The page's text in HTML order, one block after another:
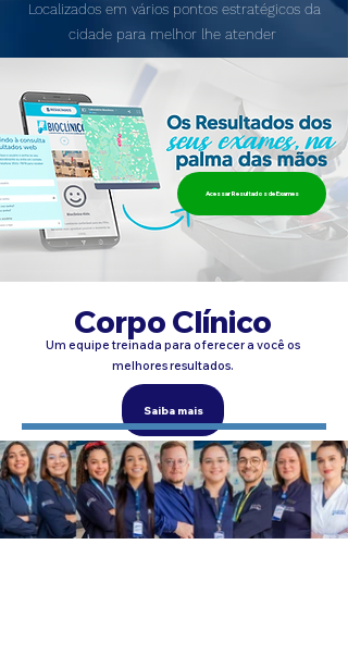
Localizados em vários pontos estratégicos da
cidade para melhor lhe atender
Acessar Resultados de Exames
Corpo Clínico
Um equipe treinada para oferecer a você os
melhores resultados.
Saiba mais